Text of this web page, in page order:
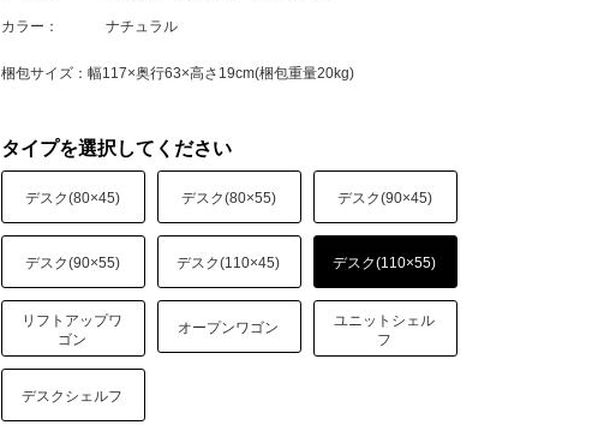
カラー： ナチュラル
梱包サイズ：幅117×奥行63×高さ19cm(梱包重量20kg)
タイプを選択してください
デスク(80×45) デスク(80×55) デスク(90×45)
デスク(90×55) デスク(110×45) デスク(110×55)
リフトアップワ
ゴン
オープンワゴン
ユニットシェル
フ
デスクシェルフ